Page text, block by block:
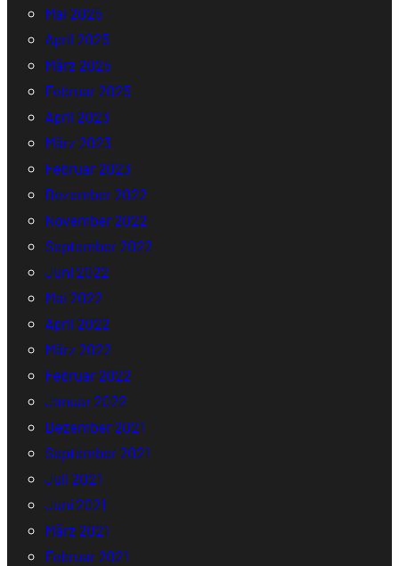
Mai 2025
April 2025
März 2025
Februar 2025
April 2023
März 2023
Februar 2023
Dezember 2022
November 2022
September 2022
Juni 2022
Mai 2022
April 2022
März 2022
Februar 2022
Januar 2022
Dezember 2021
September 2021
Juli 2021
Juni 2021
März 2021
Februar 2021